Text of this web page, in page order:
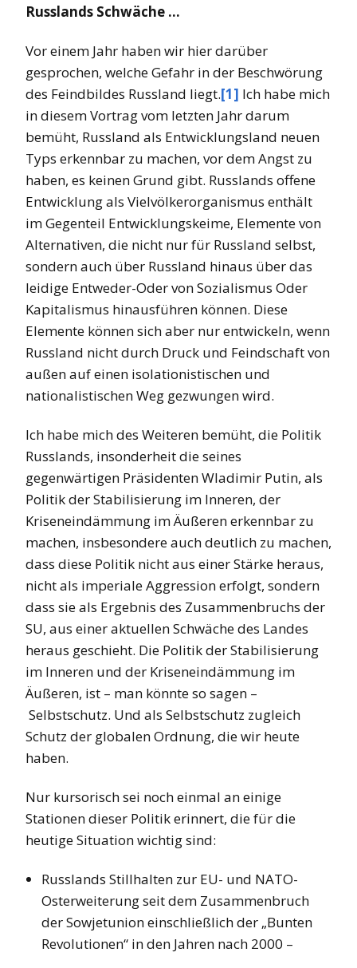
Russlands Schwäche …
Vor einem Jahr haben wir hier darüber
gesprochen, welche Gefahr in der Beschwörung
des Feindbildes Russland liegt.[1] Ich habe mich
in diesem Vortrag vom letzten Jahr darum
bemüht, Russland als Entwicklungsland neuen
Typs erkennbar zu machen, vor dem Angst zu
haben, es keinen Grund gibt. Russlands offene
Entwicklung als Vielvölkerorganismus enthält
im Gegenteil Entwicklungskeime, Elemente von
Alternativen, die nicht nur für Russland selbst,
sondern auch über Russland hinaus über das
leidige Entweder-Oder von Sozialismus Oder
Kapitalismus hinausführen können. Diese
Elemente können sich aber nur entwickeln, wenn
Russland nicht durch Druck und Feindschaft von
außen auf einen isolationistischen und
nationalistischen Weg gezwungen wird.
Ich habe mich des Weiteren bemüht, die Politik
Russlands, insonderheit die seines
gegenwärtigen Präsidenten Wladimir Putin, als
Politik der Stabilisierung im Inneren, der
Kriseneindämmung im Äußeren erkennbar zu
machen, insbesondere auch deutlich zu machen,
dass diese Politik nicht aus einer Stärke heraus,
nicht als imperiale Aggression erfolgt, sondern
dass sie als Ergebnis des Zusammenbruchs der
SU, aus einer aktuellen Schwäche des Landes
heraus geschieht. Die Politik der Stabilisierung
im Inneren und der Kriseneindämmung im
Äußeren, ist – man könnte so sagen –
Selbstschutz. Und als Selbstschutz zugleich
Schutz der globalen Ordnung, die wir heute
haben.
Nur kursorisch sei noch einmal an einige
Stationen dieser Politik erinnert, die für die
heutige Situation wichtig sind:
Russlands Stillhalten zur EU- und NATO-
Osterweiterung seit dem Zusammenbruch
der Sowjetunion einschließlich der „Bunten
Revolutionen“ in den Jahren nach 2000 –